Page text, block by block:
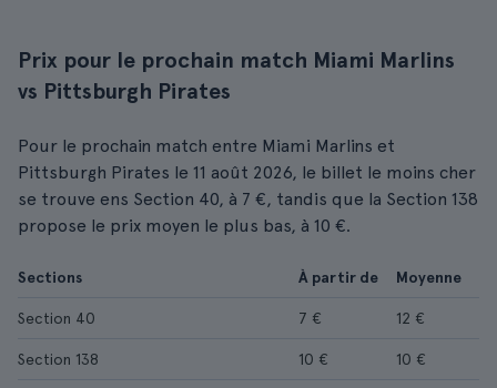
Prix pour le prochain match Miami Marlins
vs Pittsburgh Pirates
Pour le prochain match entre Miami Marlins et
Pittsburgh Pirates le 11 août 2026, le billet le moins cher
se trouve ens Section 40, à 7 €, tandis que la Section 138
propose le prix moyen le plus bas, à 10 €.
Sections À partir de Moyenne
Section 40 7 € 12 €
Section 138 10 € 10 €